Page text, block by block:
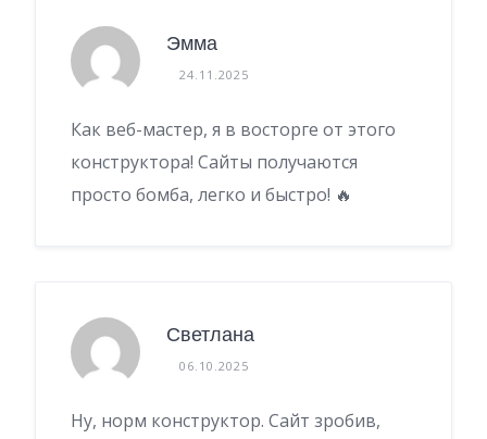
Эмма
24.11.2025
Как веб-мастер, я в восторге от этого
конструктора! Сайты получаются
просто бомба, легко и быстро! 🔥
Светлана
06.10.2025
Ну, норм конструктор. Сайт зробив,